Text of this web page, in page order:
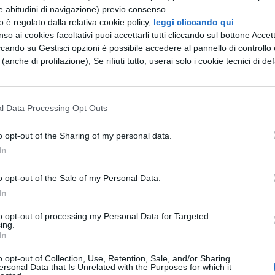
abitudini di navigazione) previo consenso.
è regolato dalla relativa cookie policy, leggi cliccando qui
ai cookies facoltativi puoi accettarli tutti cliccando sul bottone
su Gestisci opzioni è possibile accedere al pannello di controllo
di profilazione); Se rifiuti tutto, userai solo i cookie tecnici di
Data Processing Opt Outs
opt-out of the Sharing of my personal data.
opt-out of the Sale of my Personal Data.
opt-out of processing my Personal Data for Targeted
opt-out of Collection, Use, Retention, Sale, and/or Sharing
Data that Is Unrelated with the Purposes for which it
bufera mediatica che si scatena, Clark è
e provare a capire chi si nasconda
altra minaccia incombe sugli Stati Uniti e sul
Riaz Rehan, corrotto e sanguinario, si è alleato
testate nucleari e ora si appresta a
contro l’Occidente. Solo gli uomini del
dallo stesso Ryan, possono riuscire a
Caruso e il giovane Jack Ryan Jr. si trovano
il tutto per tutto pur di salvare il pianeta
dall’ex presidente degli Stati Uniti Jack
le minacce terroristiche che incombono
individuo che rappresenta un serio pericolo
selezionare persone esperte e pronte a tutto.
Intanto estremisti islamici e signori della droga
alleanza. I gemelli Caruso sono in